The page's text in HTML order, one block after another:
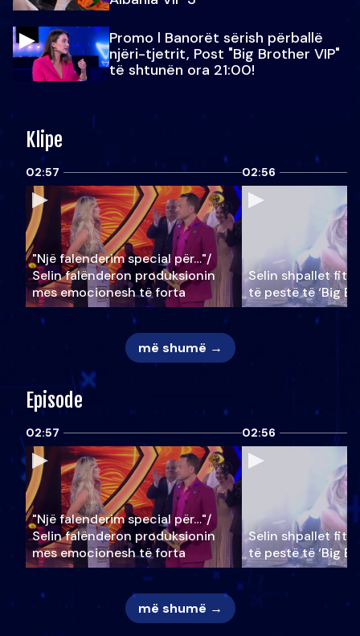
Promo l Banorët sërish përballë
njëri-tjetrit, Post "Big Brother VIP"
të shtunën ora 21:00!
Klipe
02:57
"Një falenderim special për…"/
Selin falënderon produksionin
mes emocionesh të forta
02:56
Selin shpallet
të pestë të ‘Big
më shumë →
Episode
02:57
"Një falenderim special për…"/
Selin falënderon produksionin
mes emocionesh të forta
02:56
Selin shpallet
të pestë të ‘Big
më shumë →